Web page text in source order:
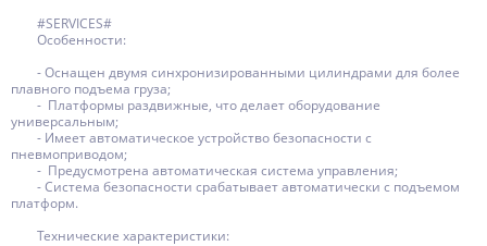
#SERVICES#
Особенности:
- Оснащен двумя синхронизированными цилиндрами для более
плавного подъема груза;
- Платформы раздвижные, что делает оборудование
универсальным;
- Имеет автоматическое устройство безопасности с
пневмоприводом;
- Предусмотрена автоматическая система управления;
- Система безопасности срабатывает автоматически с подъемом
платформ.
Технические характеристики: